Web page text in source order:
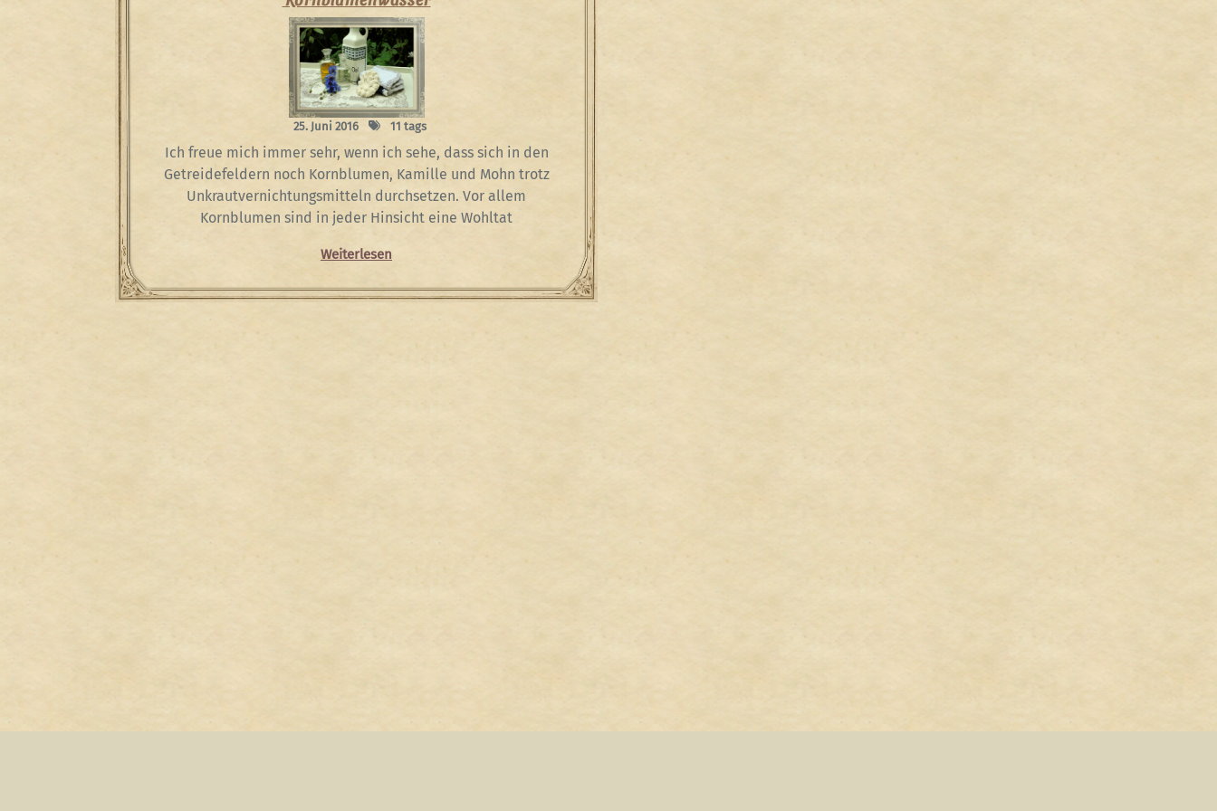
25. Juni 2016 11 tags
Ich freue mich immer sehr, wenn ich sehe, dass sich in den
Getreidefeldern noch Kornblumen, Kamille und Mohn trotz
Unkrautvernichtungsmitteln durchsetzen. Vor allem
Kornblumen sind in jeder Hinsicht eine Wohltat
Weiterlesen